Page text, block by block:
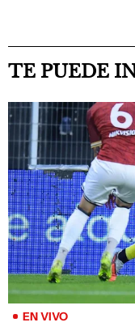
TE PUEDE
EN VIVO